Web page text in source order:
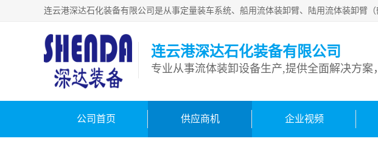
连云港深达石化装备有限公司
公司首页 供应商机 企业视频